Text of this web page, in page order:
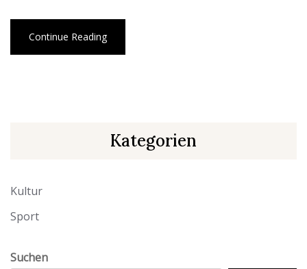
Continue Reading
Kategorien
Kultur
Sport
Suchen